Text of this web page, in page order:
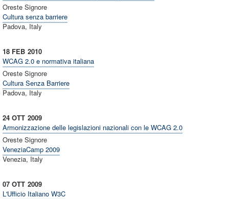
Oreste Signore
Cultura senza barriere
Padova, Italy
2010
18 FEB
WCAG 2.0 e normativa italiana
Oreste Signore
Cultura Senza Barriere
Padova, Italy
2009
24 OTT
Armonizzazione delle legislazioni nazionali con le WCAG 2.0
Oreste Signore
VeneziaCamp 2009
Venezia, Italy
2009
07 OTT
L'Ufficio Italiano W3C